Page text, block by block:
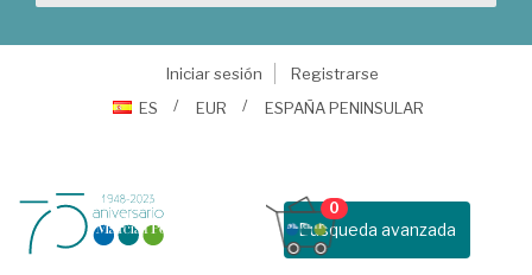
Iniciar sesión
Registrarse
ES
EUR ESPAÑA PENINSULAR
Busqueda avanzada
0